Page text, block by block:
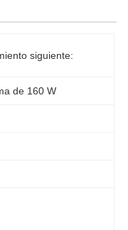
siguiente:
de 160 W